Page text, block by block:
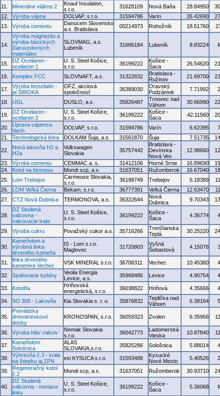
11. Minerálne vlákno 2
Knauf Insulation,
s.r.o.
31628109 Nová Baňa 28.84950
12.
Výroba vápna DOLVAP, s.r.o. 31594786 Varín 26.42690
13.
Výroba cementu
Danucem Slovensko
a.s. Bratislava
00214973 Rohožník 18.51760
14.
Výroba magnezitu a
výroba bázických
žiaruvzdorných
materiálov
SLOVMAG, a.s.
Lubeník
31686184 Lubeník 8.83224
15.
DZ Oceliaren -
oceliaren 1
U. S. Steel Košice,
s.r.o.
36199222
Košice -
Šaca
26.54620
16. Komplex FCC SLOVNAFT, a.s. 31322832
Bratislava -
Ružinov
21.69700
17.
Výroba ferozliatin -
pr.ŠIROKÁ
OFZ, akciová
spoločnosť
36389030
Oravský
Podzámok
7.71992
18. UGL DUSLO, a.s. 35826487
Trnovec nad
Váhom
30.66990
19.
DZ Oceliaren -
oceliaren 2
U. S. Steel Košice,
s.r.o.
36199222
Košice -
Šaca
42.11560
20.
Úprava vápenca
Varín
DOLVAP, s.r.o. 31594786 Varín 6.62395
21.
Technologická linka DOLKAM Šuja, a.s. 31561870 Šuja 7.51735
22.
Nová lakovňa H2 a
H2a
Volkswagen
Slovakia
35757442
Bratislava -
Devínska
Nová Ves
12.98660
23. Výroba cementu CEMMAC a. s. 31412106 Horné Srnie 16.89690
24.
Kotol na biomasu Mondi scp, a.s. 31637051 Ružomberok 16.67040
25.
Lom Trebejov
Carmeuse Slovakia,
s.r.o.
36198749 Trebejov 5.18389
26.
LOM Veľká Čierna Bekam, s.r.o. 36777391 Veľká Čierna 12.63470
27.
CTZ Nová Dubnica TERMONOVA, a.s. 36322644
Nová
Dubnica
9.70343
28.
DZ Studená
valcovna -
valcovacie trate
U. S. Steel Košice,
s.r.o.
36199222
Košice -
Šaca
4.36774
29. Výroba cukru Považský cukor a.s. 35716266
Trenčianska
Teplá
30.25220
30.
Kameňolom a
výrobná linka
drveného kameňa
IS - Lom s.r.o.
Maglovec
31720803
Vyšná
Šebastová
4.15076
31.
linka drveného
kameniva Vechec
VSK MINERAL s.r.o. 36706311 Vechec 10.45360
32. Spaľovacie turbíny
Veolia Energia
Levice, a.s.
35968486 Levice 4.90754
33. Kotolňa
Hriňovská
energetická, s.r.o.
36038822 Hriňová 4.35666
34. SO 300 - Lakovňa Kia Slovakia s. r. o. 35876832
Teplička nad
Váhom
6.38164
35.
Prevádzka
drevotrieskové
dosky
KRONOSPAN, s.r.o. 36059323 Zvolen 6.35966
36. Výroba hláv valcov
Nemak Slovakia
s.r.o.
36042773
Ladomerská
Vieska
10.87840
37.
Kameňolom
Sološnica
ALAS
SLOVAKIA,s.r.o.
35825286 Sološnica 5.88014
38.
Výhrevňa č.3 - kotle
na štiepku aj ZPN
esi KYSUCA s.r.o. 31593488
Kysucké
Nové Mesto
5.40526
39.
Regeneračný kotol
č.2
Mondi scp, a.s. 31637051 Ružomberok 30.93710
40.
DZ Studená
valcovna - moriace
linky
U. S. Steel Košice,
s.r.o.
36199222
Košice -
Šaca
5.36068